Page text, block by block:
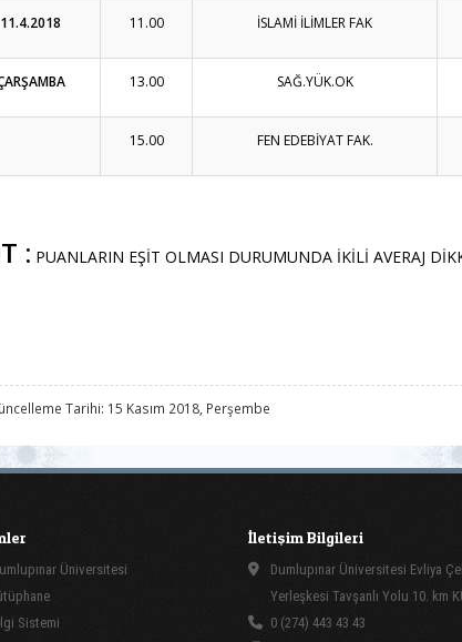
11.4.2018 11.00 İSLAMİ İLİMLER FAK
13.00 SAĞ.YÜK.OK
15.00 FEN EDEBİYAT FAK.
: PUANLARIN EŞİT OLMASI DURUMUNDA İKİLİ AVERAJ
Tarihi: 15 Kasım 2018, Perşembe
Üniversitesi
Sistemi
İletişim Bilgileri
Dumlupınar Üniversitesi Evliya
Yerleşkesi Tavşanlı Yolu 10. km
0 (274) 443 43 43